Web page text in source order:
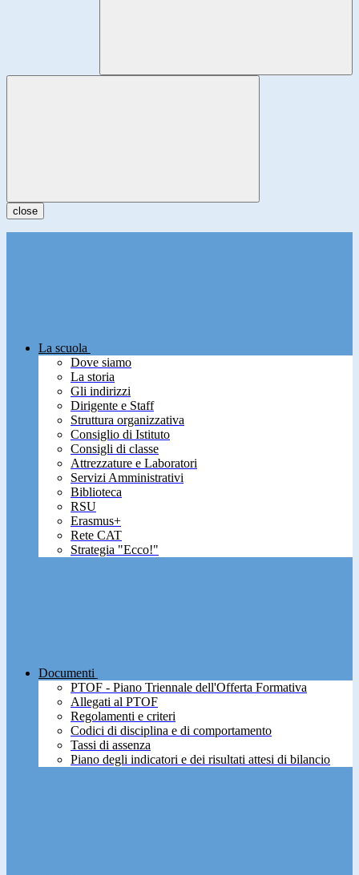
close
La scuola
Dove siamo
La storia
Gli indirizzi
Dirigente e Staff
Struttura organizzativa
Consiglio di Istituto
Consigli di classe
Attrezzature e Laboratori
Servizi Amministrativi
Biblioteca
RSU
Erasmus+
Rete CAT
Strategia "Ecco!"
Documenti
PTOF - Piano Triennale dell'Offerta Formativa
Allegati al PTOF
Regolamenti e criteri
Codici di disciplina e di comportamento
Tassi di assenza
Piano degli indicatori e dei risultati attesi di bilancio